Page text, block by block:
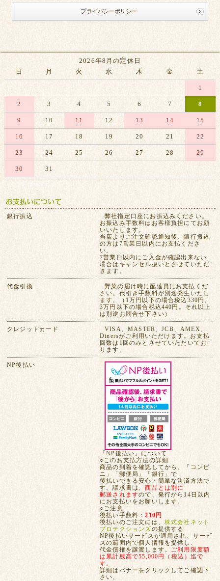
プライバシーポリシー
2026年8月の定休日
日
月 火 水 木 金 土
1
2 3 4 5 6 7 8
9 10 11 12 13 14 15
16 17 18 19 20 21 22
23 24 25 26 27 28 29
30 31
※赤字は休業日です
銀行振込
弊社指定口座にお振込みください。
お振込み手数料はお客様負担にてお願
いいたします。
当店よりご注文確認通知後、銀行振込
の方は7営業日以内にお支払くださ
い。
7営業日以内にご入金が確認出来ない
場合はキャンセル扱いとさせていただ
きます。
代金引換
野菜の届け時に配達員にお支払くだ
さい。代引き手数料が別途発生いたし
ます。（1万円以下の場合税込330円、
3万円以下の場合税込440円。それ以上
は別途お問合せ下さい）
クレジットカード
VISA、MASTER、JCB、AMEX、
Dinersがご利用いただけます。お支払
回数は1回のみとさせていただいてお
ります。
NP後払い
「NP後払い」について
○このお支払方法の詳細
商品の到着を確認してから、「コンビ
ニ」「郵便局」「銀行」で
後払いできる安心・簡単な決済方法で
す。請求書は、商品とは別に
郵送されますので、発行から14日以内
にお支払いをお願いします。
○ご注意
後払い手数料：210円
後払いのご注文には、 株式会社ネット
プロテクションズの提供する
NP後払いサービスが適用され、サービ
スの範囲内で個人情報を提供し、
代金債権を譲渡します。 ご利用限度額
は累計残高で55,000円（税込）迄で
す。
詳細はバナーをクリックしてご確認下
さい。